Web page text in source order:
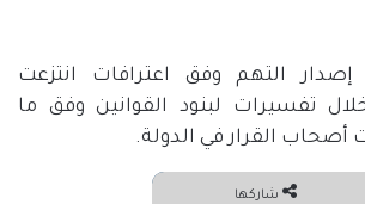
التهم وفق اعترافات انتزعت
تفسيرات لبنود القوانين وفق ما
أصحاب القرار في الدولة.
شاركها